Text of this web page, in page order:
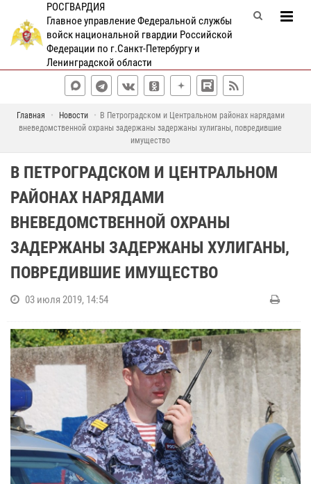
РОСГВАРДИЯ
Главное управление Федеральной службы
войск национальной гвардии Российской
Федерации по г.Санкт-Петербургу и
Ленинградской области
Главная Новости
В Петроградском и Центральном районах нарядами
вневедомственной охраны задержаны задержаны хулиганы, повредившие
имущество
В ПЕТРОГРАДСКОМ И ЦЕНТРАЛЬНОМ
РАЙОНАХ НАРЯДАМИ
ВНЕВЕДОМСТВЕННОЙ ОХРАНЫ
ЗАДЕРЖАНЫ ЗАДЕРЖАНЫ ХУЛИГАНЫ,
ПОВРЕДИВШИЕ ИМУЩЕСТВО
03 июля 2019, 14:54